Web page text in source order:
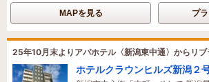
MAPを見る プ
25年10月末よりアパホテル〈新潟東中通〉からリブ
ホテルクラウンヒルズ新潟２